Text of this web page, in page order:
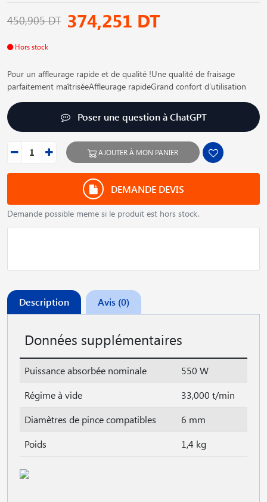
450,905 DT 374,251 DT
Hors stock
Pour un affleurage rapide et de qualité !Une qualité de fraisage
parfaitement maîtriséeAffleurage rapideGrand confort d′utilisation
Poser une question à ChatGPT
AJOUTER À MON PANIER
DEMANDE DEVIS
Demande possible meme si le produit est hors stock.
Description Avis (0)
Données supplémentaires
Puissance absorbée nominale
550 W
Régime à vide
33,000 t/min
Diamètres de pince compatibles
6 mm
Poids
1,4 kg